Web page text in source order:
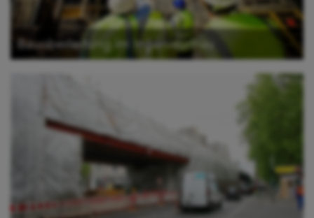
Bauoberleitung im Ingenieurbau